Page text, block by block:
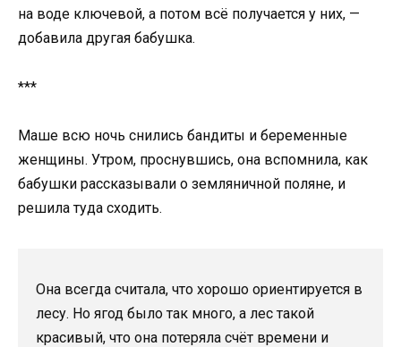
на воде ключевой, а потом всё получается у них, —
добавила другая бабушка.
***
Маше всю ночь снились бандиты и беременные
женщины. Утром, проснувшись, она вспомнила, как
бабушки рассказывали о земляничной поляне, и
решила туда сходить.
Она всегда считала, что хорошо ориентируется в
лесу. Но ягод было так много, а лес такой
красивый, что она потеряла счёт времени и